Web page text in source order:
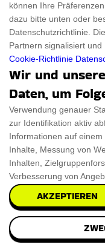
Volleyball
Wir präsentieren eine
Volleyball-Skulptur,
PRÜFEN SIE ES
James Bond
Genießen Sie den
Herrenparfums, eine
PRÜFEN SIE ES
können Ihre
dazu bitte unten oder
Datenschutzrichtlinie.
Partnern signalisiert und
Cookie-Richtlinie
Wir und
Daten, um
Verwendung genauer
zur Identifikation aktiv
Informationen auf
Inhalte, Messung von
Inhalten,
Verbesserung von
AKZEPTIEREN